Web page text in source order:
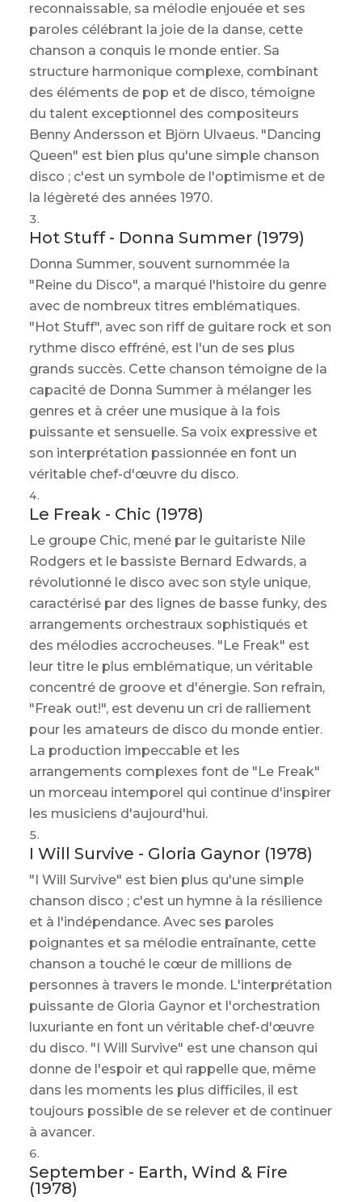
reconnaissable, sa mélodie enjouée et ses
paroles célébrant la joie de la danse, cette
chanson a conquis le monde entier. Sa
structure harmonique complexe, combinant
des éléments de pop et de disco, témoigne
du talent exceptionnel des compositeurs
Benny Andersson et Björn Ulvaeus. "Dancing
Queen" est bien plus qu'une simple chanson
disco ; c'est un symbole de l'optimisme et de
la légèreté des années 1970.
Hot Stuff - Donna Summer (1979)
Donna Summer, souvent surnommée la
"Reine du Disco", a marqué l'histoire du genre
avec de nombreux titres emblématiques.
"Hot Stuff", avec son riff de guitare rock et son
rythme disco effréné, est l'un de ses plus
grands succès. Cette chanson témoigne de la
capacité de Donna Summer à mélanger les
genres et à créer une musique à la fois
puissante et sensuelle. Sa voix expressive et
son interprétation passionnée en font un
véritable chef-d'œuvre du disco.
Le Freak - Chic (1978)
Le groupe Chic, mené par le guitariste Nile
Rodgers et le bassiste Bernard Edwards, a
révolutionné le disco avec son style unique,
caractérisé par des lignes de basse funky, des
arrangements orchestraux sophistiqués et
des mélodies accrocheuses. "Le Freak" est
leur titre le plus emblématique, un véritable
concentré de groove et d'énergie. Son refrain,
"Freak out!", est devenu un cri de ralliement
pour les amateurs de disco du monde entier.
La production impeccable et les
arrangements complexes font de "Le Freak"
un morceau intemporel qui continue d'inspirer
les musiciens d'aujourd'hui.
I Will Survive - Gloria Gaynor (1978)
"I Will Survive" est bien plus qu'une simple
chanson disco ; c'est un hymne à la résilience
et à l'indépendance. Avec ses paroles
poignantes et sa mélodie entraînante, cette
chanson a touché le cœur de millions de
personnes à travers le monde. L'interprétation
puissante de Gloria Gaynor et l'orchestration
luxuriante en font un véritable chef-d'œuvre
du disco. "I Will Survive" est une chanson qui
donne de l'espoir et qui rappelle que, même
dans les moments les plus difficiles, il est
toujours possible de se relever et de continuer
à avancer.
September - Earth, Wind & Fire
(1978)